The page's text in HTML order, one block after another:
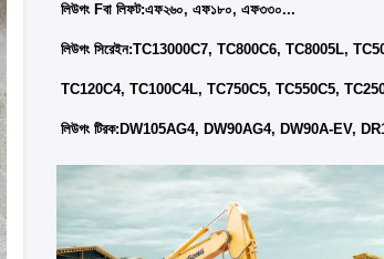
লিউগং Fবা লিফট:এফ২৬০, এফ১৮০, এফ৩৩০...
লিউগং সিরেইন:TC13000C7, TC800C6, TC8005L,
TC120C4, TC100C4L, TC750C5, TC550C5,
লিউগং টিরক: DW105AG4, DW90AG4, DW90A-EV,